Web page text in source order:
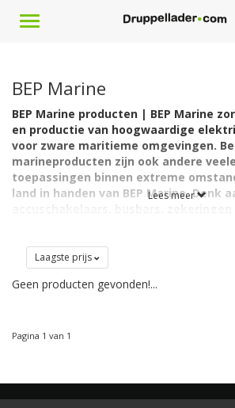
Toggle
BEP Marine
BEP Marine producten | BEP Marine
en productie van hoogwaardige
voor zware maritieme omgevingen.
marineproducten zijn ook andere
toepassingen binnen extreme
land in handen van BEP Marine. Denk
Druppellader.com biedt op dit moment
zekeringhouders van BEP Marine aan,
accessoires.
BEP zich op het vereenvoudigen van
optimaliseren van de gebruikerservaring.
werking.
Lees meer
Laagste prijs
Geen producten gevonden!...
Pagina 1 van 1